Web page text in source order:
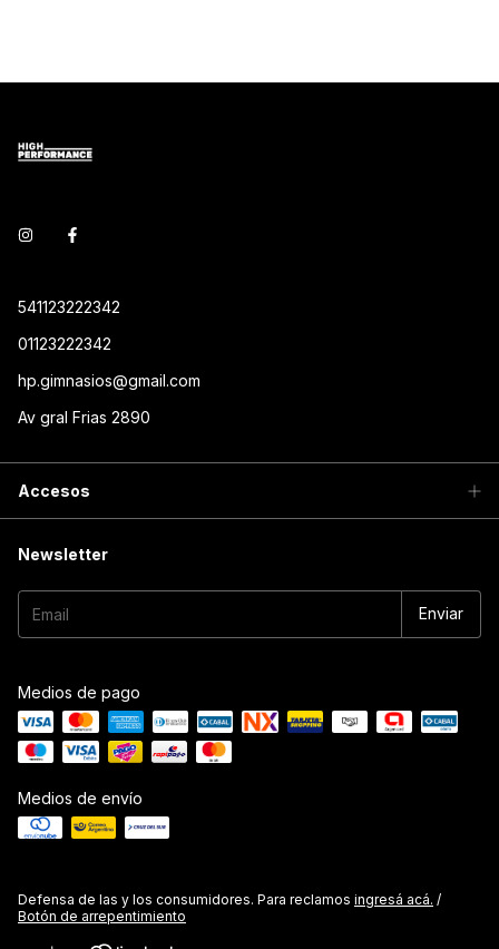
541123222342
01123222342
hp.gimnasios@gmail.com
Av gral Frias 2890
Accesos
Newsletter
Medios de pago
Medios de envío
Defensa de las y los consumidores. Para reclamos ingresá acá. /
Botón de arrepentimiento